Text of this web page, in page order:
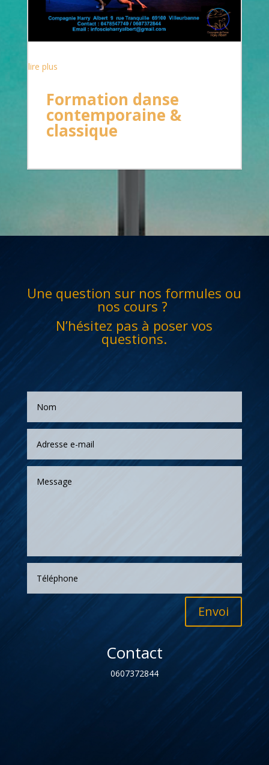
lire plus
Formation danse
contemporaine &
classique
Une question sur nos formules ou
nos cours ?
N’hésitez pas à poser vos
questions.
Envoi
Contact
0607372844